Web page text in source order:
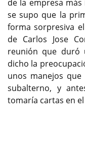
de la empresa
se supo que la
forma sorpresiva
de Carlos Jose
reunión que duró
dicho la
unos manejos
subalterno, y
tomaría cartas en